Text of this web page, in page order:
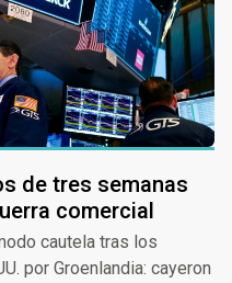
de tres semanas
comercial
cautela tras los
por Groenlandia: cayeron